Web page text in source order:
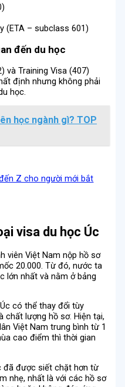
(ETA – subclass 601)
đến du học
và Training Visa (407)
định nhưng không phải
học.
học ngành gì? TOP
Z cho người mới bắt
visa du học Úc
viên Việt Nam nộp hồ sơ
20.000. Từ đó, nước ta
lớn nhất và nằm ở bảng
có thể thay đổi tùy
chất lượng hồ sơ. Hiện tại,
Việt Nam trung bình từ 1
cao điểm thì thời gian
đã được siết chặt hơn từ
nhẹ, nhất là với các hồ sơ